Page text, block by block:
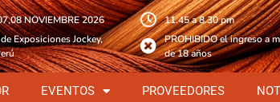
NOVIEMBRE 2026
Exposiciones Jockey,
11.45 a 8.30 pm
PROHIBIDO el ingreso a
de 18 años
EVENTOS PROVEEDORES